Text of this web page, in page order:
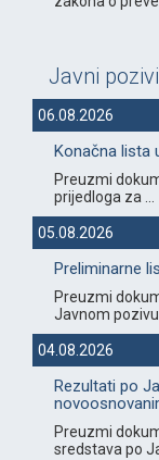
Javni
06.08.2026
Konačna lista
Preuzmi
prijedloga za ...
05.08.2026
Preliminarne
Preuzmi
Javnom
04.08.2026
Rezultati po
Preuzmi
sredstava po